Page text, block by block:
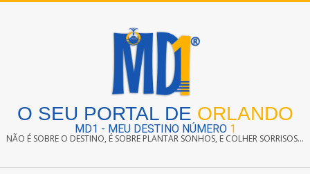
O SEU PORTAL DE ORLANDO
MD1 - MEU DESTINO NÚMERO 1
NÃO É SOBRE O DESTINO, É SOBRE PLANTAR SONHOS, E COLHER SORRISOS...